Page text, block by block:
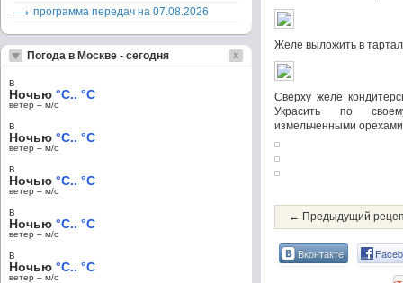
Желе выложить в
Сверху желе
Украсить по
измельченными
← Предыдущий
Вконтакте
программа передач на 07.08.2026
Погода в Москве - сегодня
в
Ночью °C.. °C
ветер – м/c
в
Ночью °C.. °C
ветер – м/c
в
Ночью °C.. °C
ветер – м/c
в
Ночью °C.. °C
ветер – м/c
в
Ночью °C.. °C
ветер – м/c